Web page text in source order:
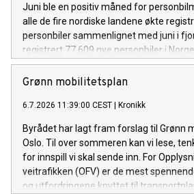
Juni ble en positiv måned for
alle de fire nordiske landene økte
personbiler sammenlignet med juni i
registrert 77 609 nye personbiler i
og Finland.
Grønn mobilitetsplan
6.7.2026 11:39:00 CEST Kronikk
Byrådet har lagt fram forslag til Grønn
Oslo. Til over sommeren kan vi lese,
for innspill vi skal sende inn. For
veitrafikken (OFV) er de mest
og utfordringene knyttet til